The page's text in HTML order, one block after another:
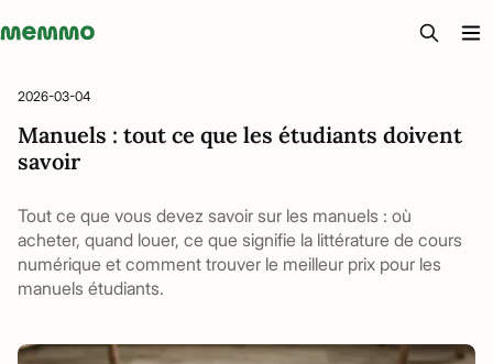
Memmo - AI-verktyg och digital kurslitteratur
2026-03-04
Manuels : tout ce que les étudiants doivent
savoir
Tout ce que vous devez savoir sur les manuels : où
acheter, quand louer, ce que signifie la littérature de cours
numérique et comment trouver le meilleur prix pour les
manuels étudiants.